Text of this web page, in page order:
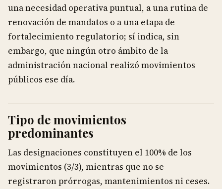
una necesidad operativa puntual, a una rutina de
renovación de mandatos o a una etapa de
fortalecimiento regulatorio; sí indica, sin
embargo, que ningún otro ámbito de la
administración nacional realizó movimientos
públicos ese día.
Tipo de movimientos
predominantes
Las designaciones constituyen el 100% de los
movimientos (3/3), mientras que no se
registraron prórrogas, mantenimientos ni ceses.